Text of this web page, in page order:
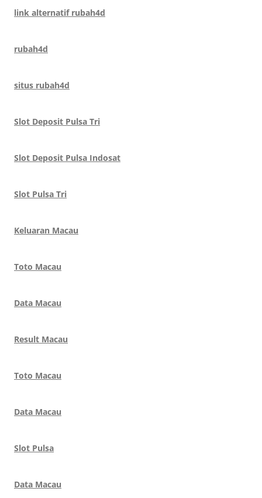
link alternatif rubah4d
rubah4d
situs rubah4d
Slot Deposit Pulsa Tri
Slot Deposit Pulsa Indosat
Slot Pulsa Tri
Keluaran Macau
Toto Macau
Data Macau
Result Macau
Toto Macau
Data Macau
Slot Pulsa
Data Macau